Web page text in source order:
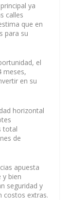
ya
calles
que en
para su
el
meses,
en su
horizontal
total
de
apuesta
y bien
seguridad y
costos extras.